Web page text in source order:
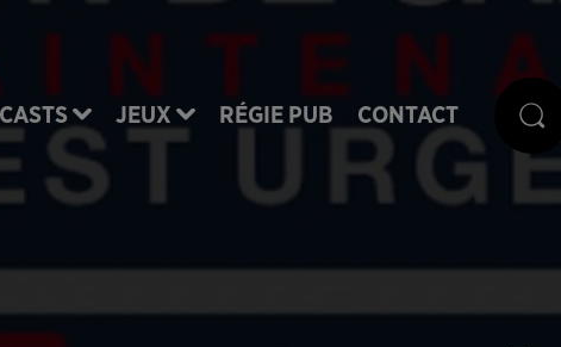
JEUX RÉGIE PUB CONTACT